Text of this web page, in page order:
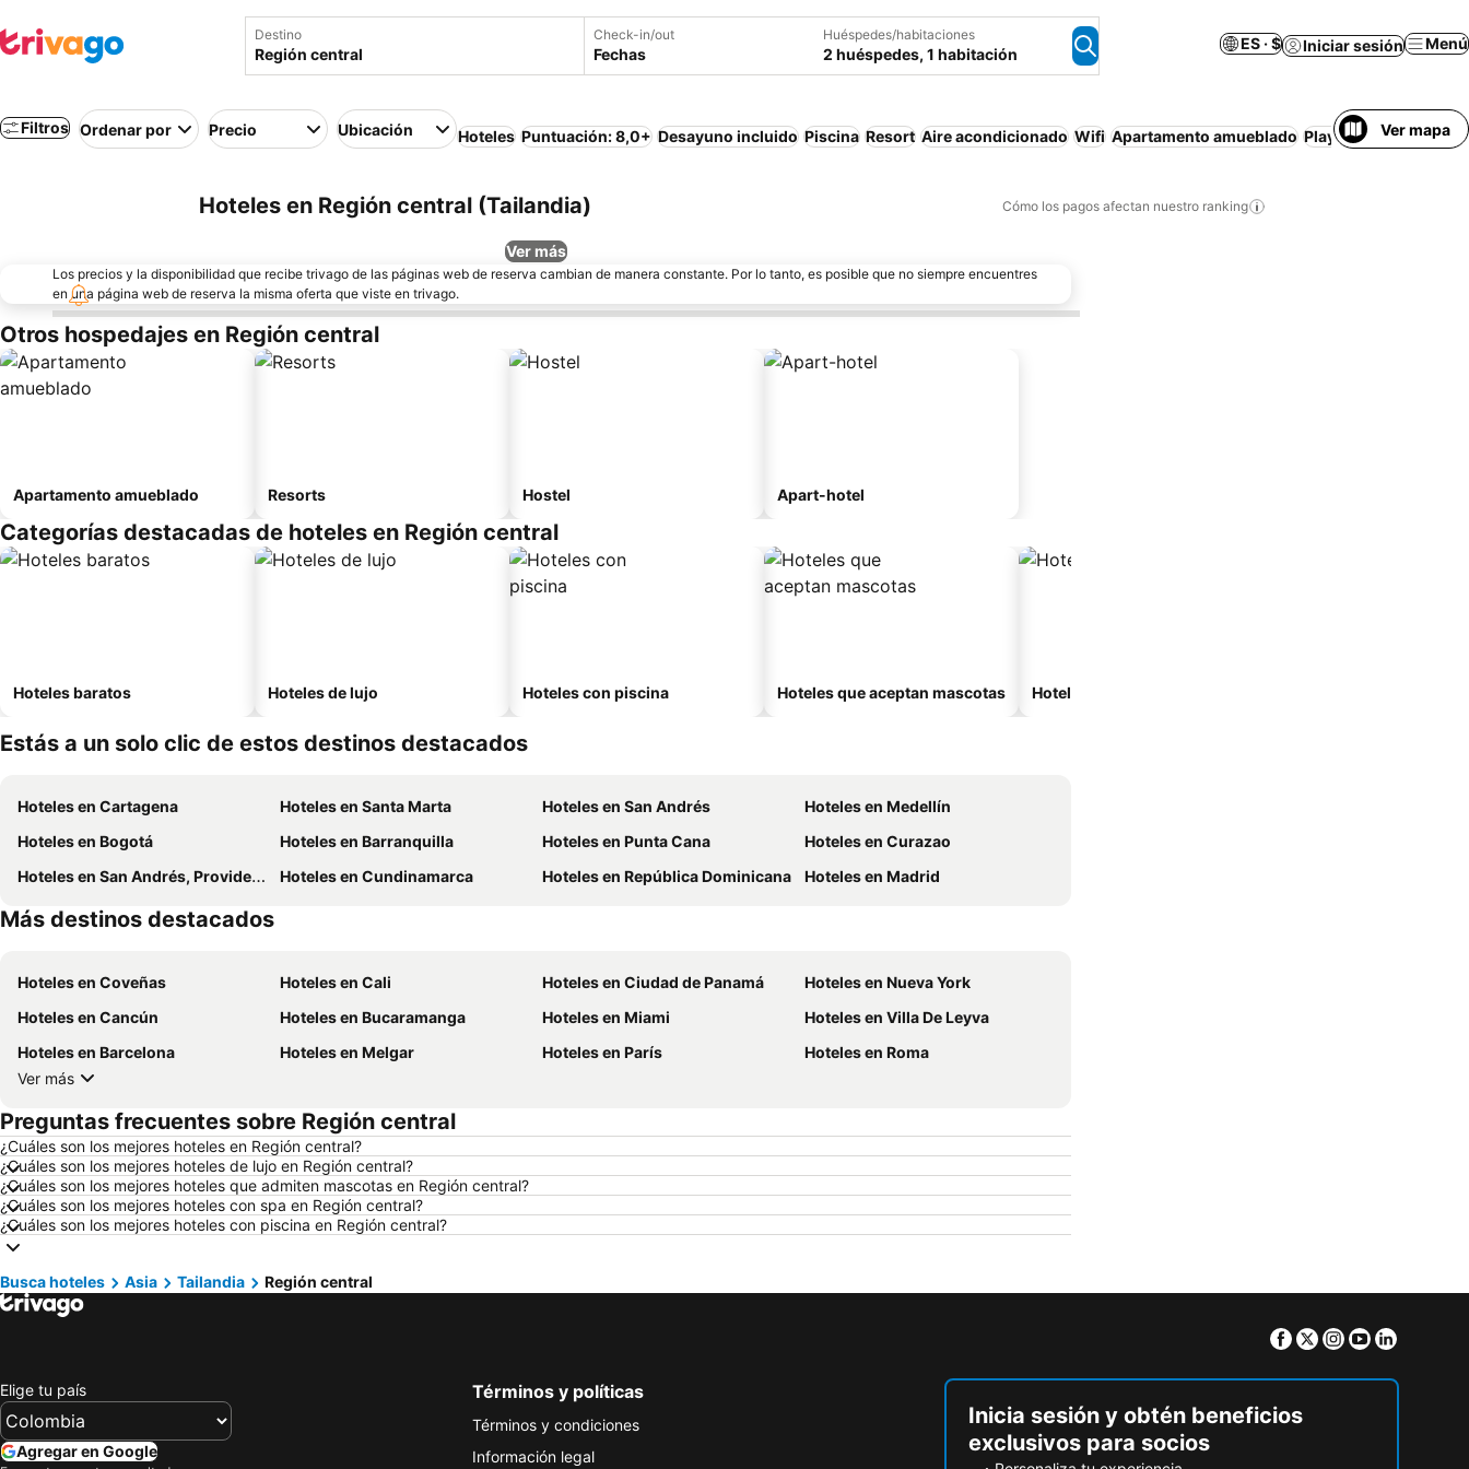
Destino Check-in/out
Fechas
Huéspedes/habitaciones
2 huéspedes, 1 habitación
ES · $ Iniciar sesión Menú
Filtros Ordenar por Precio Ubicación Hoteles Puntuación: 8,0+ Desayuno incluido Piscina Resort Aire acondicionado Wifi Apartamento amueblado Playa Casa oVer mapa
Hoteles en Región central (Tailandia) Cómo los pagos afectan nuestro ranking
Ver más
Los precios y la disponibilidad que recibe trivago de las páginas web de reserva cambian de manera constante. Por lo tanto, es posible que no siempre encuentres
en una página web de reserva la misma oferta que viste en trivago.
Otros hospedajes en Región central
Apartamento amueblado Resorts Hostel Apart-hotel
Categorías destacadas de hoteles en Región central
Hoteles baratos Hoteles de lujo Hoteles con piscina Hoteles que aceptan mascotas Hoteles con spa
Estás a un solo clic de estos destinos destacados
Hoteles en Cartagena Hoteles en Santa Marta Hoteles en San Andrés
Hoteles en Medellín
Hoteles en Bogotá
Hoteles en Barranquilla Hoteles en Punta Cana
Hoteles en Curazao
Hoteles en San Andrés, Providencia and Santa Catalina
Hoteles en Cundinamarca Hoteles en República Dominicana Hoteles en Madrid
Más destinos destacados
Hoteles en Coveñas Hoteles en Cali Hoteles en Ciudad de Panamá
Hoteles en Nueva York
Hoteles en Cancún
Hoteles en Bucaramanga Hoteles en Miami
Hoteles en Villa De Leyva
Hoteles en Barcelona
Hoteles en Melgar Hoteles en París
Hoteles en Roma
Ver más
Preguntas frecuentes sobre Región central
¿Cuáles son los mejores hoteles en Región central?
¿Cuáles son los mejores hoteles de lujo en Región central?
¿Cuáles son los mejores hoteles que admiten mascotas en Región central?
¿Cuáles son los mejores hoteles con spa en Región central?
¿Cuáles son los mejores hoteles con piscina en Región central?
Busca hoteles Asia Tailandia Región central
Facebook
TwitterInstagram
Youtube
Elige tu país
Agregar en Google
Términos y políticas
Términos y condiciones
Información legal
Inicia sesión y obtén beneficios
exclusivos para socios